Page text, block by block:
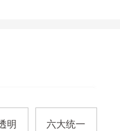
明 六大统一